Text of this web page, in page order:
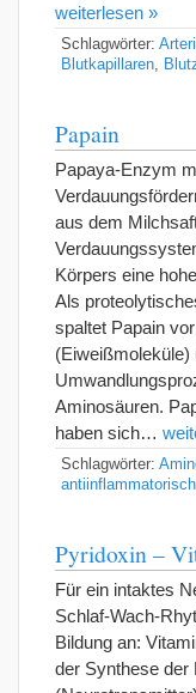
weiterlesen »
Schlagwörter:
Blutkapillaren
Papain
Papaya-Enzym
aus dem
Körpers eine
Als
spaltet Papain
(Eiweißmoleküle)
Aminosäuren.
haben sich…
Schlagwörter:
antiinflammatorisch
Pyridoxin –
Für ein intaktes
Schlaf-Wach-
Bildung an:
der Synthese